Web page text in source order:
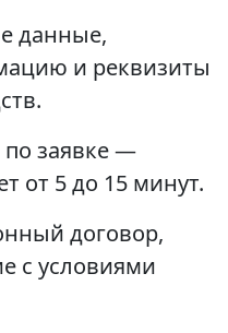
данные,
и реквизиты
заявке —
от 5 до 15 минут.
договор,
с условиями